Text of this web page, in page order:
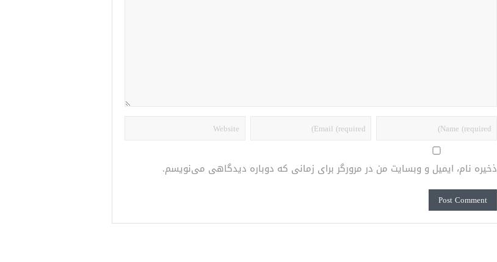
ذخیره نام، ایمیل و وبسایت من در مرورگر برای زمانی که دوباره دیدگاهی می‌نویسم.